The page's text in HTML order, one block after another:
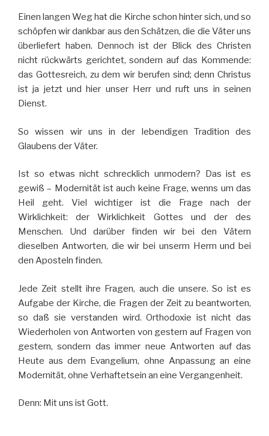
Einen langen Weg hat die Kirche schon hinter sich, und so
schöpfen wir dankbar aus den Schätzen, die die Väter uns
überliefert haben. Dennoch ist der Blick des Christen
nicht rückwärts gerichtet, sondern auf das Kommende:
das Gottesreich, zu dem wir berufen sind; denn Christus
ist ja jetzt und hier unser Herr und ruft uns in seinen
Dienst.
So wissen wir uns in der lebendigen Tradition des
Glaubens der Väter.
Ist so etwas nicht schrecklich unmodern? Das ist es
gewiß – Modernität ist auch keine Frage, wenns um das
Heil geht. Viel wichtiger ist die Frage nach der
Wirklichkeit: der Wirklichkeit Gottes und der des
Menschen. Und darüber finden wir bei den Vätern
dieselben Antworten, die wir bei unserm Herrn und bei
den Aposteln finden.
Jede Zeit stellt ihre Fragen, auch die unsere. So ist es
Aufgabe der Kirche, die Fragen der Zeit zu beantworten,
so daß sie verstanden wird. Orthodoxie ist nicht das
Wiederholen von Antworten von gestern auf Fragen von
gestern, sondern das immer neue Antworten auf das
Heute aus dem Evangelium, ohne Anpassung an eine
Modernität, ohne Verhaftetsein an eine Vergangenheit.
Denn: Mit uns ist Gott.